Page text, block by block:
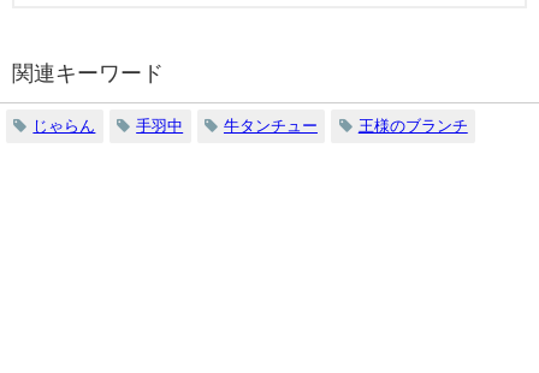
関連キーワード
じゃらん 手羽中 牛タンチュー 王様のブランチ